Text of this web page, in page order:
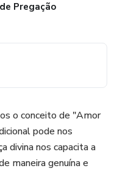
Pregação
o conceito de "Amor
pode nos
divina nos capacita a
maneira genuína e